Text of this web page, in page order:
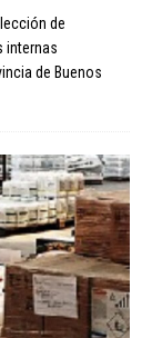
de
internas
de Buenos